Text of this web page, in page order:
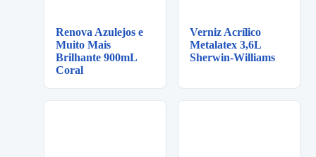
Renova Azulejos e
Muito Mais
Brilhante 900mL
Coral
Verniz Acrílico
Metalatex 3,6L
Sherwin-Williams